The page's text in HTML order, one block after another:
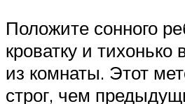
Положите сонного
кроватку и тихонько
из комнаты. Этот
строг, чем